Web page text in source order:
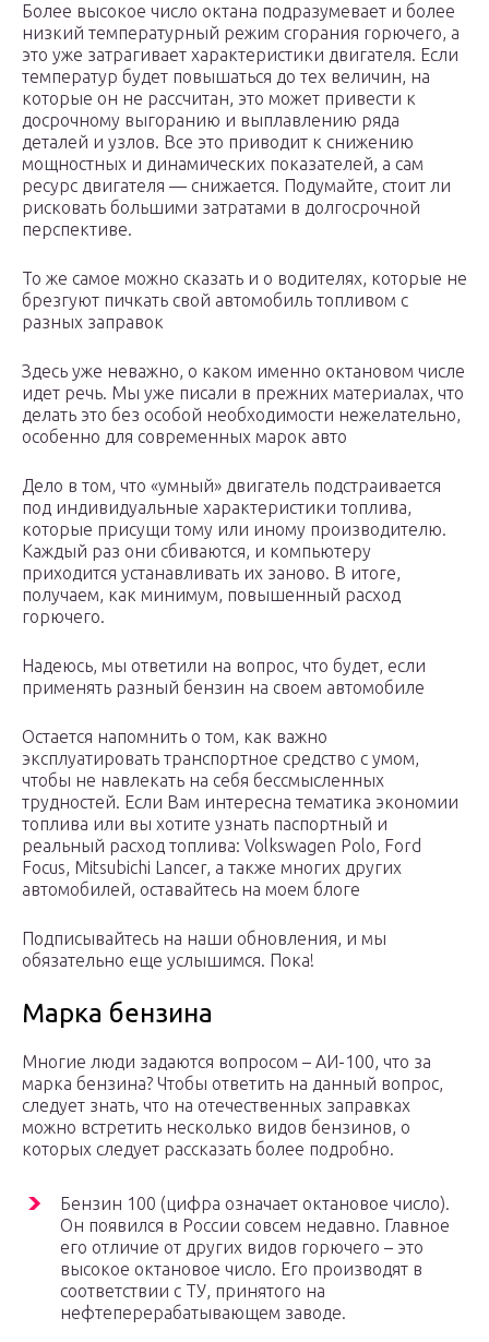
Более высокое число октана подразумевает и более
низкий температурный режим сгорания горючего, а
это уже затрагивает характеристики двигателя. Если
температур будет повышаться до тех величин, на
которые он не рассчитан, это может привести к
досрочному выгоранию и выплавлению ряда
деталей и узлов. Все это приводит к снижению
мощностных и динамических показателей, а сам
ресурс двигателя — снижается. Подумайте, стоит ли
рисковать большими затратами в долгосрочной
перспективе.
То же самое можно сказать и о водителях, которые не
брезгуют пичкать свой автомобиль топливом с
разных заправок
Здесь уже неважно, о каком именно октановом числе
идет речь. Мы уже писали в прежних материалах, что
делать это без особой необходимости нежелательно,
особенно для современных марок авто
Дело в том, что «умный» двигатель подстраивается
под индивидуальные характеристики топлива,
которые присущи тому или иному производителю.
Каждый раз они сбиваются, и компьютеру
приходится устанавливать их заново. В итоге,
получаем, как минимум, повышенный расход
горючего.
Надеюсь, мы ответили на вопрос, что будет, если
применять разный бензин на своем автомобиле
Остается напомнить о том, как важно
эксплуатировать транспортное средство с умом,
чтобы не навлекать на себя бессмысленных
трудностей. Если Вам интересна тематика экономии
топлива или вы хотите узнать паспортный и
реальный расход топлива: Volk­swa­gen Polo, Ford
Focus, Mit­subichi Lancer, а также многих других
автомобилей, оставайтесь на моем блоге
Подписывайтесь на наши обновления, и мы
обязательно еще услышимся. Пока!
Марка бензина
Многие люди задаются вопросом – АИ-100, что за
марка бензина? Чтобы ответить на данный вопрос,
следует знать, что на отечественных заправках
можно встретить несколько видов бензинов, о
которых следует рассказать более подробно.
Бензин 100 (цифра означает октановое число).
Он появился в России совсем недавно. Главное
его отличие от других видов горючего – это
высокое октановое число. Его производят в
соответствии с ТУ, принятого на
нефтеперерабатывающем заводе.